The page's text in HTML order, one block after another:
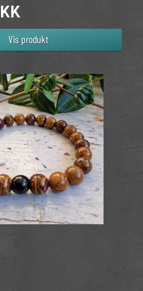
Vis produkt